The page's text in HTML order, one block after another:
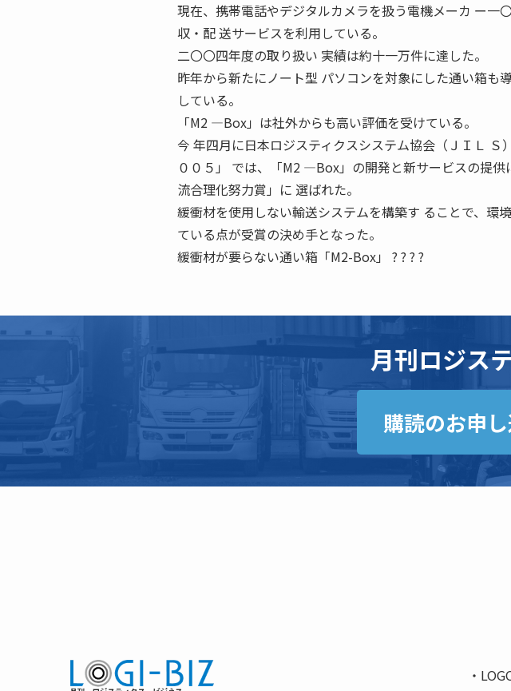
現在、携帯電話やデジタルカメラを扱う電機メーカ ー
収・配 送サービスを利用している。
二〇〇四年度の取り扱い 実績は約十一万件に達した。
昨年から新たにノート型 パソコンを対象にした通い箱も
している。
「M2 ―Box」は社外からも高い評価を受けている。
今 年四月に日本ロジスティクスシステム協会（ＪＩＬ Ｓ
００５」 では、「M2 ―Box」の開発と新サービスの提
流合理化努力賞」に 選ばれた。
緩衝材を使用しない輸送システムを構築す ることで、環
ている点が受賞の決め手となった。
緩衝材が要らない通い箱「M2-Box」 ? ? ? ?
月刊ロジス
購読のお申